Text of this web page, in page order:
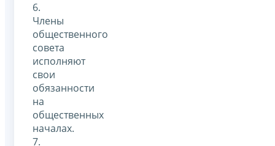
6.
Члены
общественного
совета
исполняют
свои
обязанности
на
общественных
началах.
7.